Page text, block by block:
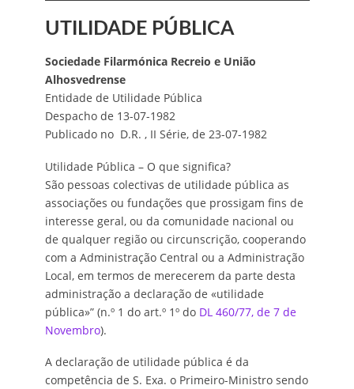
UTILIDADE PÚBLICA
Sociedade Filarmónica Recreio e União
Alhosvedrense
Entidade de Utilidade Pública
Despacho de 13-07-1982
Publicado no D.R. , II Série, de 23-07-1982
Utilidade Pública – O que significa?
São pessoas colectivas de utilidade pública as
associações ou fundações que prossigam fins de
interesse geral, ou da comunidade nacional ou
de qualquer região ou circunscrição, cooperando
com a Administração Central ou a Administração
Local, em termos de merecerem da parte desta
administração a declaração de «utilidade
pública»” (n.º 1 do art.º 1º do DL 460/77, de 7 de
Novembro).
A declaração de utilidade pública é da
competência de S. Exa. o Primeiro-Ministro sendo